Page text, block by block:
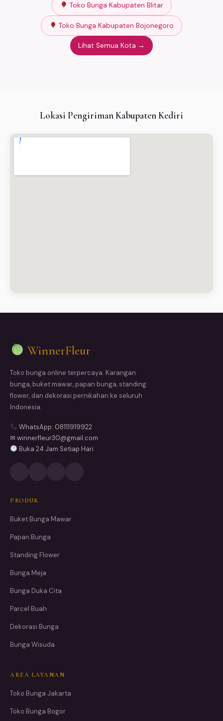
Toko Bunga Kabupaten Blitar
Toko Bunga Kabupaten Bojonegoro
Lihat Semua Kota →
Lokasi Pengiriman Kabupaten Kediri
WinnerFleur
Toko bunga online terpercaya. Karangan
bunga, buket mawar, papan bunga, standing
flower, dan dekorasi pernikahan ke seluruh
Indonesia.
WhatsApp: 08111919922
✉ winnerfleur30@gmail.com
Buka 24 Jam Setiap Hari
PRODUK
Buket Bunga Mawar
Papan Bunga
Standing Flower
Bunga Meja
Bunga Duka Cita
Parcel Buah
Dekorasi Bunga
Bunga Wisuda
AREA LAYANAN
Toko Bunga Jakarta
Toko Bunga Bogor